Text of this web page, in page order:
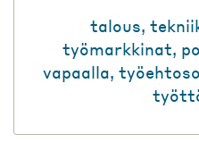
talous,
työmarkkinat,
vapaalla,